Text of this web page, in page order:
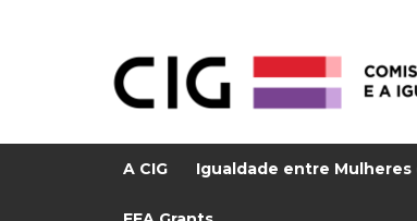
A CIG Igualdade entre Mulheres